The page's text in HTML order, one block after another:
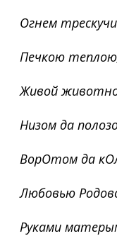
Огнем
Печкою
Живой
Низом да
ВорОтом да
Любовью
Руками